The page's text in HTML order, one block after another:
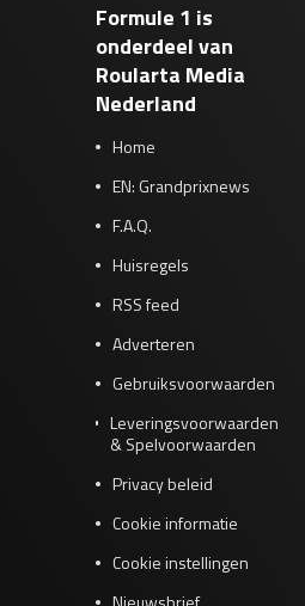
Formule 1 is
onderdeel van
Roularta Media
Nederland
Home
EN: Grandprixnews
F.A.Q.
Huisregels
RSS feed
Adverteren
Gebruiksvoorwaarden
Leveringsvoorwaarden
& Spelvoorwaarden
Privacy beleid
Cookie informatie
Cookie instellingen